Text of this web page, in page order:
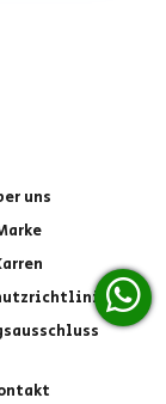
uns